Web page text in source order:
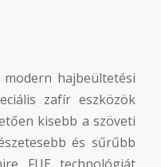
hajbeültetési
zafír eszközök
kisebb a szöveti
és sűrűbb